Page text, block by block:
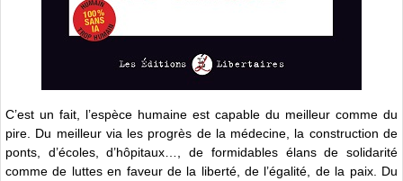
C’est un fait, l’espèce humaine est capable du meilleur comme du
pire. Du meilleur via les progrès de la médecine, la construction de
ponts, d’écoles, d’hôpitaux…, de formidables élans de solidarité
comme de luttes en faveur de la liberté, de l’égalité, de la paix. Du